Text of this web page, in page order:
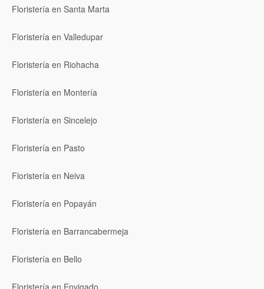
Floristería en Santa Marta
Floristería en Valledupar
Floristería en Riohacha
Floristería en Montería
Floristería en Sincelejo
Floristería en Pasto
Floristería en Neiva
Floristería en Popayán
Floristería en Barrancabermeja
Floristería en Bello
Floristería en Envigado